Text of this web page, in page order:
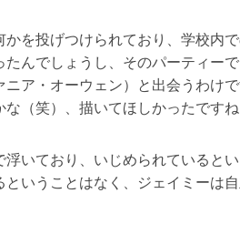
を投げつけられており、学校内
んでしょうし、そのパーティー
ニア・オーウェン）と出会うわけ
（笑）、描いてほしかったですね
いており、いじめられているとい
いうことはなく、ジェイミーは